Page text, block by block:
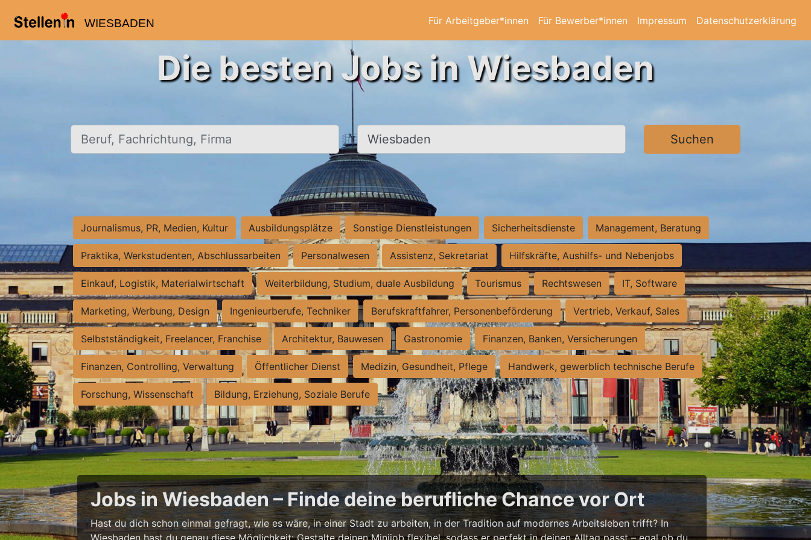
WIESBADEN Für Arbeitgeber*innen Für Bewerber*innen Impressum Datenschutzerklärung
Die besten Jobs in Wiesbaden
Beruf, Fachrichtung, Firma Ort, Stadt Suchen
Journalismus, PR, Medien, Kultur Ausbildungsplätze Sonstige Dienstleistungen Sicherheitsdienste Management, Beratung
Praktika, Werkstudenten, Abschlussarbeiten Personalwesen Assistenz, Sekretariat Hilfskräfte, Aushilfs- und Nebenjobs
Einkauf, Logistik, Materialwirtschaft Weiterbildung, Studium, duale Ausbildung Tourismus Rechtswesen IT, Software
Marketing, Werbung, Design Ingenieurberufe, Techniker Berufskraftfahrer, Personenbeförderung Vertrieb, Verkauf, Sales
Selbstständigkeit, Freelancer, Franchise Architektur, Bauwesen Gastronomie Finanzen, Banken, Versicherungen
Finanzen, Controlling, Verwaltung Öffentlicher Dienst Medizin, Gesundheit, Pflege Handwerk, gewerblich technische Berufe
Forschung, Wissenschaft Bildung, Erziehung, Soziale Berufe
Jobs in Wiesbaden – Finde deine berufliche Chance vor Ort
Hast du dich schon einmal gefragt, wie es wäre, in einer Stadt zu arbeiten, in der Tradition auf modernes Arbeitsleben trifft? In